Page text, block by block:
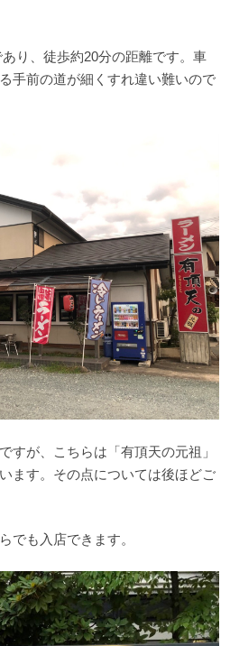
り、徒歩約20分の距離です。車
手前の道が細くすれ違い難いので
すが、こちらは「有頂天の元祖」
ます。その点については後ほどご
でも入店できます。